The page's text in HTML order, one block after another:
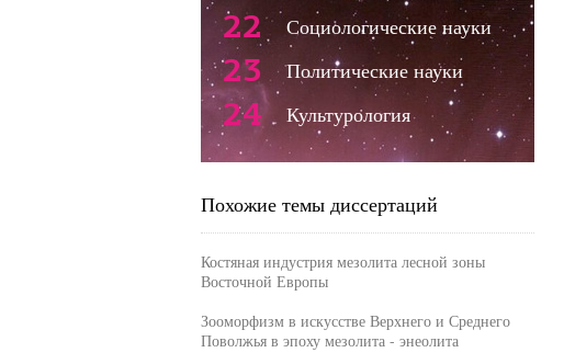
22 Социологические науки
23 Политические науки
24 Культурология
Похожие темы диссертаций
Костяная индустрия мезолита лесной зоны
Восточной Европы
Зооморфизм в искусстве Верхнего и Среднего
Поволжья в эпоху мезолита - энеолита